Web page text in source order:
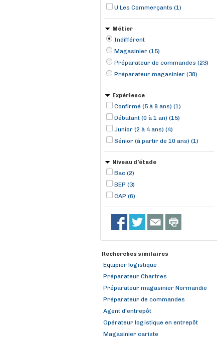
U Les Commerçants (1)
Métier
Indifférent
Magasinier (15)
Préparateur de commandes (23)
Préparateur magasinier (38)
Expérience
Confirmé (5 à 9 ans) (1)
Débutant (0 à 1 an) (15)
Junior (2 à 4 ans) (4)
Sénior (à partir de 10 ans) (1)
Niveau d'étude
Bac (2)
BEP (3)
CAP (6)
Recherches similaires
Equipier logistique
Préparateur Chartres
Préparateur magasinier Normandie
Préparateur de commandes
Agent d'entrepôt
Opérateur logistique en entrepôt
Magasinier cariste